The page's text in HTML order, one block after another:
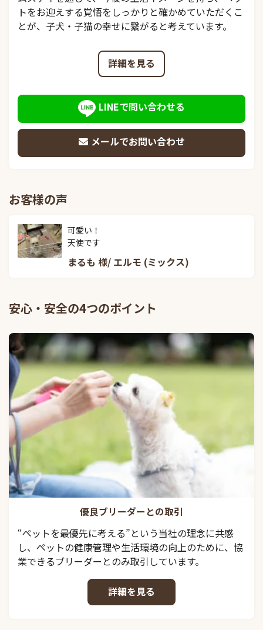
トをお迎えする覚悟をしっかりと確かめていただくこ
とが、子犬・子猫の幸せに繋がると考えています。
詳細を見る
LINEで問い合わせる
メールでお問い合わせ
お客様の声
可愛い！
天使です
まるも 様/ エルモ (ミックス)
安心・安全の4つのポイント
優良ブリーダーとの取引
“ペットを最優先に考える”という当社の理念に共感
し、ペットの健康管理や生活環境の向上のために、協
業できるブリーダーとのみ取引しています。
詳細を見る